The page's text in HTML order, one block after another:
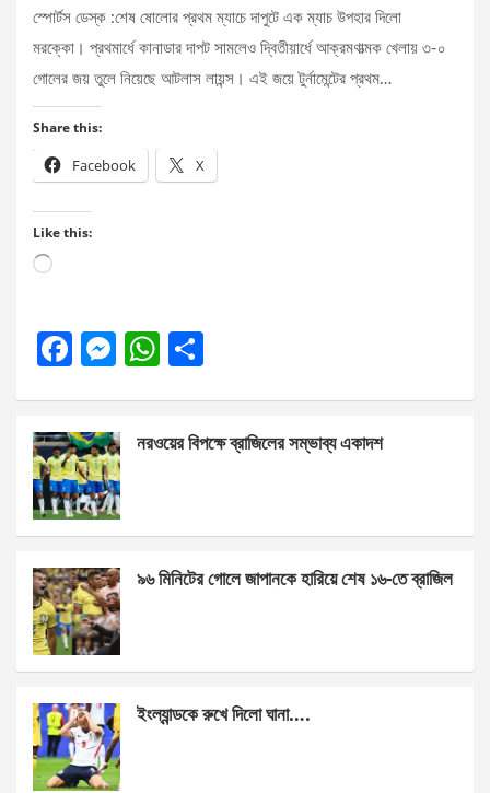
স্পোর্টস ডেস্ক :শেষ ষোলোর প্রথম ম্যাচে দাপুটে এক ম্যাচ উপহার দিলো
মরক্কো। প্রথমার্ধে কানাডার দাপট সামলেও দ্বিতীয়ার্ধে আক্রমণাত্মক খেলায় ৩-০
গোলের জয় তুলে নিয়েছে আটলাস লায়ন্স। এই জয়ে টুর্নামেন্টের প্রথম…
Share this:
Facebook X
Like this:
Loading…
F
b
o
o
k
M
n
g
er
W
s
p
e
নরওয়ের বিপক্ষে ব্রাজিলের সম্ভাব্য একাদশ
৯৬ মিনিটের গোলে জাপানকে হারিয়ে শেষ ১৬-তে ব্রাজিল
ইংল্যান্ডকে রুখে দিলো ঘানা….